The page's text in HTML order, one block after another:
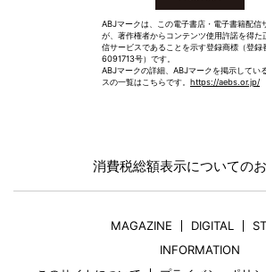
ABJマークは、この電子書店・電子書籍配信
が、著作権者からコンテンツ使用許諾を得た
信サービスであることを示す登録商標（登録
6091713号）です。
ABJマークの詳細、ABJマークを掲示してい
スの一覧はこちらです。 https://aebs.or.jp/
消費税総額表示についての
MAGAZINE DIGITAL
INFORMATION